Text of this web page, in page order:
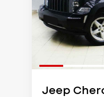
Jeep